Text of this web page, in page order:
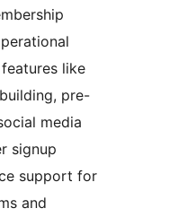
like
pre-
media
signup
support for
and